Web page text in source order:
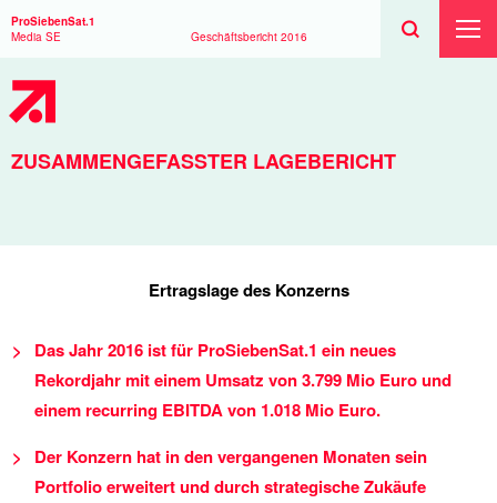
ProSiebenSat.1
Media SE
Geschäftsbericht 2016
Suche
Suche
ZUSAMMENGEFASSTER LAGEBERICHT
Ertragslage des Konzerns
Das Jahr 2016 ist für ProSiebenSat.1 ein neues
Rekordjahr mit einem Umsatz von3.799 Mio Euro und
einem recurring EBITDA von 1.018 Mio Euro.
Der Konzern hat in den vergangenen Monaten sein
Portfolio erweitert und durch strategische Zukäufe